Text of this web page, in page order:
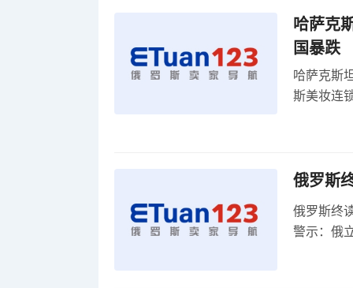
哈萨克
国暴跌
哈萨克斯
斯美妆连
俄罗斯
俄罗斯终
警示：俄